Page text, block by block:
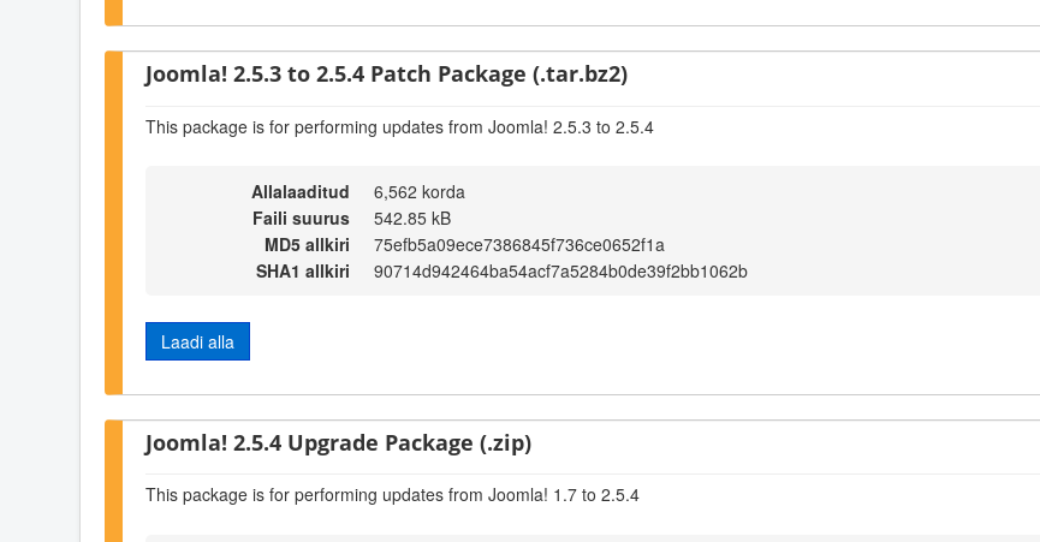
Joomla! 2.5.3 to 2.5.4 Patch Package (.tar.bz2)
This package is for performing updates from Joomla! 2.5.3 to 2.5.4
Allalaaditud
6,562 korda
Faili suurus
542.85 kB
MD5 allkiri
75efb5a09ece7386845f736ce0652f1a
SHA1 allkiri
90714d942464ba54acf7a5284b0de39f2bb1062b
Laadi alla
Joomla! 2.5.4 Upgrade Package (.zip)
This package is for performing updates from Joomla! 1.7 to 2.5.4